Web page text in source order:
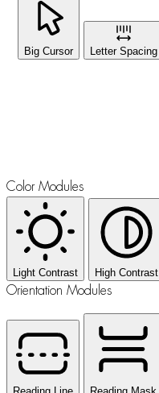
Big Cursor Letter Spacing
Color Modules
Light Contrast High Contrast
Orientation Modules